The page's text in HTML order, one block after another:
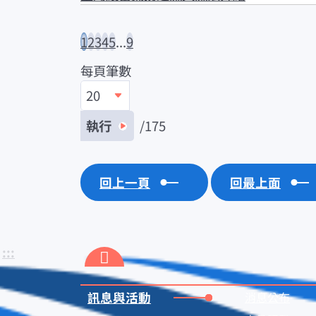
12345...9
每頁筆數
/175
回上一頁 回最上面
:::
訊息與活動
消息公布